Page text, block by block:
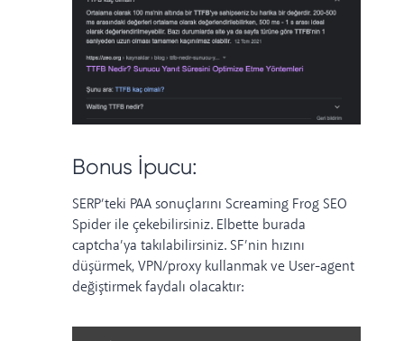
Bonus İpucu:
SERP’teki PAA sonuçlarını Screaming Frog SEO
Spider ile çekebilirsiniz. Elbette burada
captcha’ya takılabilirsiniz. SF’nin hızını
düşürmek, VPN/proxy kullanmak ve User-agent
değiştirmek faydalı olacaktır: